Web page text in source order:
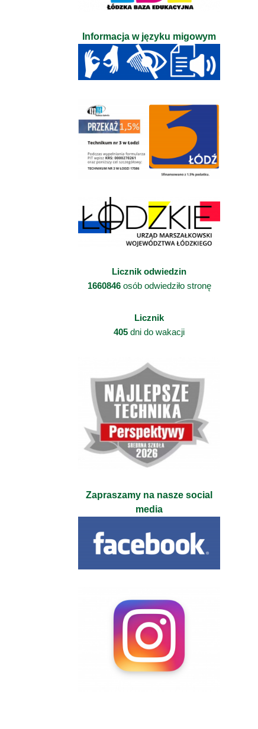
Informacja w języku migowym
Licznik odwiedzin
1660846osób odwiedziło stronę
Licznik
405 dni do wakacji
Zapraszamy na nasze social
media